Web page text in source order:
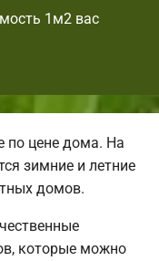
1м2 вас
цене дома. На
зимние и летние
домов.
которые можно